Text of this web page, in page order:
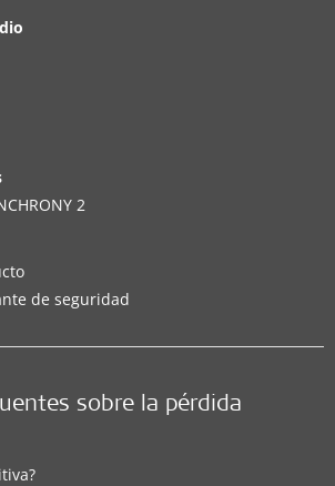
2
de seguridad
sobre la pérdida